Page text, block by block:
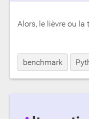
Alors, le lièvre ou la
benchmark